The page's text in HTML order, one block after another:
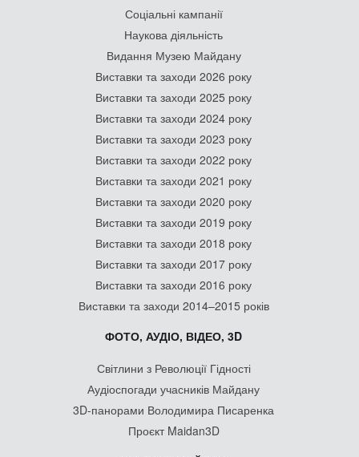
Соціальні кампанії
Наукова діяльність
Видання Музею Майдану
Виставки та заходи 2026 року
Виставки та заходи 2025 року
Виставки та заходи 2024 року
Виставки та заходи 2023 року
Виставки та заходи 2022 року
Виставки та заходи 2021 року
Виставки та заходи 2020 року
Виставки та заходи 2019 року
Виставки та заходи 2018 року
Виставки та заходи 2017 року
Виставки та заходи 2016 року
Виставки та заходи 2014–2015 років
ФОТО, АУДІО, ВІДЕО, 3D
Світлини з Революції Гідності
Аудіоспогади учасників Майдану
3D-панорами Володимира Писаренка
Проєкт Maidan3D